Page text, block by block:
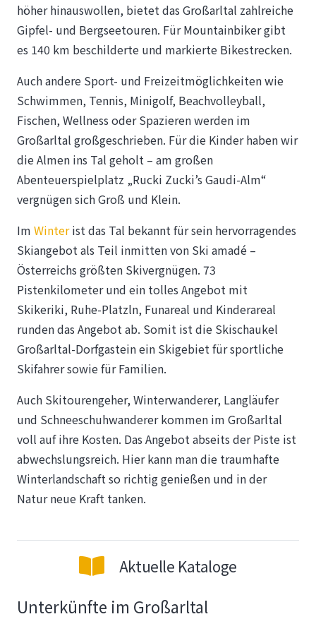
höher hinauswollen, bietet das Großarltal zahlreiche
Gipfel- und Bergseetouren. Für Mountainbiker gibt
es 140 km beschilderte und markierte Bikestrecken.
Auch andere Sport- und Freizeitmöglichkeiten wie
Schwimmen, Tennis, Minigolf, Beachvolleyball,
Fischen, Wellness oder Spazieren werden im
Großarltal großgeschrieben. Für die Kinder haben wir
die Almen ins Tal geholt – am großen
Abenteuerspielplatz „Rucki Zucki’s Gaudi-Alm“
vergnügen sich Groß und Klein.
Im Winterist das Tal bekannt für sein hervorragendes
Skiangebot als Teil inmitten von Ski amadé –
Österreichs größten Skivergnügen. 73
Pistenkilometer und ein tolles Angebot mit
Skikeriki, Ruhe-Platzln, Funareal und Kinderareal
runden das Angebot ab. Somit ist die Skischaukel
Großarltal-Dorfgastein ein Skigebiet für sportliche
Skifahrer sowie für Familien.
Auch Skitourengeher, Winterwanderer, Langläufer
und Schneeschuhwanderer kommen im Großarltal
voll auf ihre Kosten. Das Angebot abseits der Piste ist
abwechslungsreich. Hier kann man die traumhafte
Winterlandschaft so richtig genießen und in der
Natur neue Kraft tanken.
Aktuelle Kataloge
Unterkünfte im Großarltal